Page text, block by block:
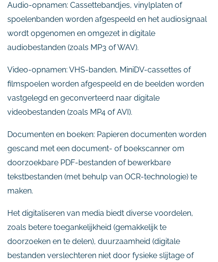
Audio-opnamen: Cassettebandjes, vinylplaten of
spoelenbanden worden afgespeeld en het audiosignaal
wordt opgenomen en omgezet in digitale
audiobestanden (zoals MP3 of WAV).
Video-opnamen: VHS-banden, MiniDV-cassettes of
filmspoelen worden afgespeeld en de beelden worden
vastgelegd en geconverteerd naar digitale
videobestanden (zoals MP4 of AVI).
Documenten en boeken: Papieren documenten worden
gescand met een document- of boekscanner om
doorzoekbare PDF-bestanden of bewerkbare
tekstbestanden (met behulp van OCR-technologie) te
maken.
Het digitaliseren van media biedt diverse voordelen,
zoals betere toegankelijkheid (gemakkelijk te
doorzoeken en te delen), duurzaamheid (digitale
bestanden verslechteren niet door fysieke slijtage of